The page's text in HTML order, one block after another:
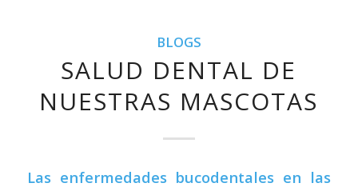
BLOGS
SALUD DENTAL DE
NUESTRAS MASCOTAS
Las enfermedades bucodentales en las